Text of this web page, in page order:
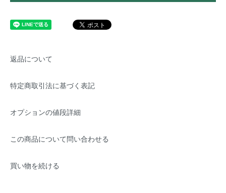
返品について
特定商取引法に基づく表記
オプションの値段詳細
この商品について問い合わせる
買い物を続ける